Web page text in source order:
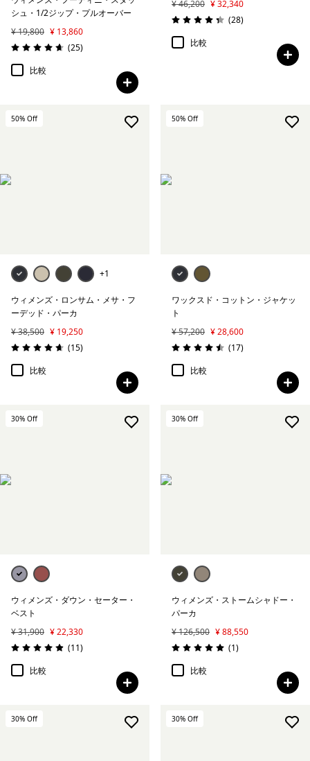
シュ・1/2ジップ・プルオーバー
¥ 19,800 ¥ 13,860
評価: 4.6 / 5
(25レビュー
)
比較
¥ 46,200 ¥ 32,340
評価: 4.3 / 5
(28レビュー
)
比較
50% Off
+1
ウィメンズ・ロンサム・メサ・フ
ーデッド・パーカ
¥ 38,500 ¥ 19,250
評価: 4.7 / 5
(15レビュー
)
比較
50% Off
ワックスド・コットン・ジャケッ
ト
¥ 57,200 ¥ 28,600
評価: 4.5 / 5
(17レビュー
)
比較
30% Off
ウィメンズ・ダウン・セーター・
ベスト
¥ 31,900 ¥ 22,330
評価: 4.9 / 5
(11レビュー
)
比較
30% Off
ウィメンズ・ストームシャドー・
パーカ
¥ 126,500 ¥ 88,550
評価: 5.0 / 5
(1レビュー
)
比較
30% Off 30% Off